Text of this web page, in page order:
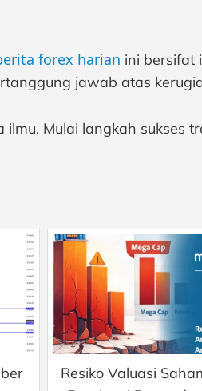
forex harian ini bersifat
jawab atas
Mulai langkah
Resiko Valuasi